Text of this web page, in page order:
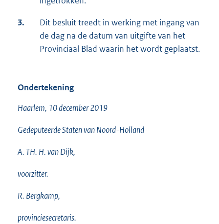
3.
Dit besluit treedt in werking met ingang van
de dag na de datum van uitgifte van het
Provinciaal Blad waarin het wordt geplaatst.
Ondertekening
Haarlem, 10 december 2019
Gedeputeerde Staten van Noord-Holland
A. TH. H. van Dijk,
voorzitter.
R. Bergkamp,
provinciesecretaris.